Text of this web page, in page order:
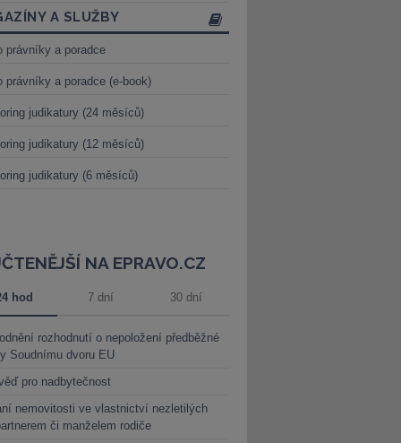
A SLUŽBY
právníky a poradce
právníky a poradce (e-book)
judikatury (24 měsíců)
judikatury (12 měsíců)
judikatury (6 měsíců)
NA EPRAVO.CZ
hod 7 dní 30 dní
rozhodnutí o nepoložení předběžné
Soudnímu dvoru EU
pro nadbytečnost
nemovitosti ve vlastnictví nezletilých
či manželem rodiče